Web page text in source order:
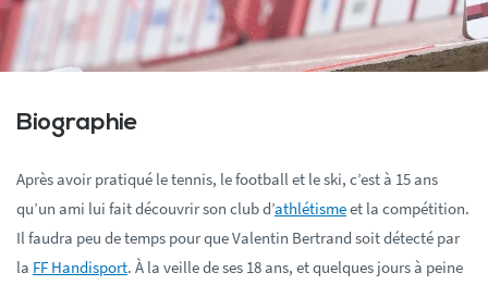
Biographie
Après avoir pratiqué le tennis, le football et le ski, c’est à 15 ans
qu’un ami lui fait découvrir son club d’athlétismeet la compétition.
Il faudra peu de temps pour que Valentin Bertrand soit détecté par
la FF Handisport. À la veille de ses 18 ans, et quelques jours à peine